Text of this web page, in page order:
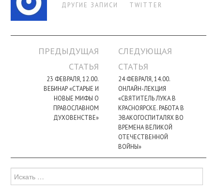
ДРУГИЕ ЗАПИСИ TWITTER
Навигация
записи
ПРЕДЫДУЩАЯ
СТАТЬЯ
23 ФЕВРАЛЯ, 12.00.
ВЕБИНАР «СТАРЫЕ И
НОВЫЕ МИФЫ О
ПРАВОСЛАВНОМ
ДУХОВЕНСТВЕ»
СЛЕДУЮЩАЯ
СТАТЬЯ
24 ФЕВРАЛЯ, 14.00.
ОНЛАЙН-ЛЕКЦИЯ
«СВЯТИТЕЛЬ ЛУКА В
КРАСНОЯРСКЕ. РАБОТА В
ЭВАКОГОСПИТАЛЯХ ВО
ВРЕМЕНА ВЕЛИКОЙ
ОТЕЧЕСТВЕННОЙ
ВОЙНЫ»
для: